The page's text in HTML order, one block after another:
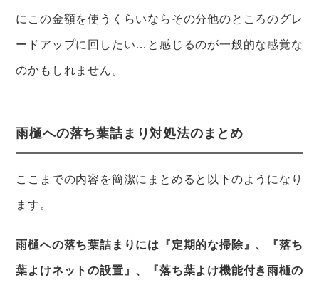
にこの金額を使うくらいならその分他のところのグレ
ードアップに回したい…と感じるのが一般的な感覚な
のかもしれません。
雨樋への落ち葉詰まり対処法のまとめ
ここまでの内容を簡潔にまとめると以下のようになり
ます。
雨樋への落ち葉詰まりには『定期的な掃除』、『落ち
葉よけネットの設置』、『落ち葉よけ機能付き雨樋の